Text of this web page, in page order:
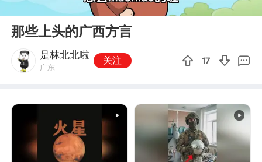
00:38
那些上头的广西方言
是林北北啦
广东
关注 17